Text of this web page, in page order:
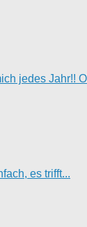
jedes Jahr!!
es trifft...